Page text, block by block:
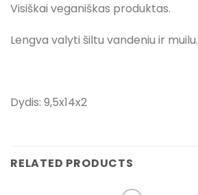
Visiškai veganiškas produktas.
Lengva valyti šiltu vandeniu ir muilu.
Dydis: 9,5x14x2
RELATED PRODUCTS